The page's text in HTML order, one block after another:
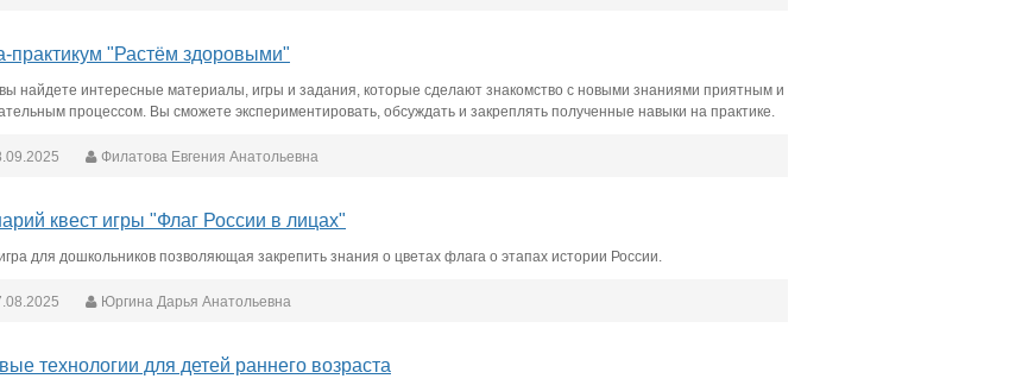
практикум "Растём здоровыми"
найдете интересные материалы, игры и задания, которые сделают знакомство с новыми знаниями приятным и
процессом. Вы сможете экспериментировать, обсуждать и закреплять полученные навыки на практике.
Филатова Евгения Анатольевна
квест игры "Флаг России в лицах"
для дошкольников позволяющая закрепить знания о цветах флага о этапах истории России.
Юргина Дарья Анатольевна
технологии для детей раннего возраста